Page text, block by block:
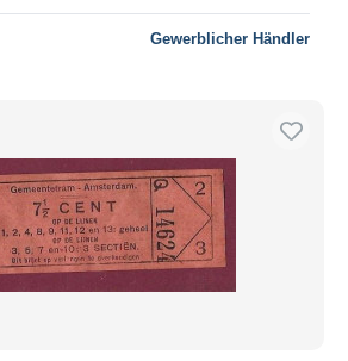
Gewerblicher Händler